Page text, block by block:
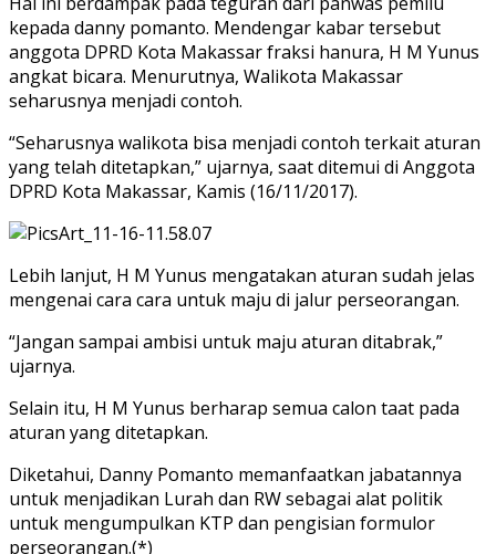
kepada danny pomanto. Mendengar kabar tersebut
anggota DPRD Kota Makassar fraksi hanura, H M Yunus
angkat bicara. Menurutnya, Walikota Makassar
seharusnya menjadi contoh.
“Seharusnya walikota bisa menjadi contoh terkait aturan
yang telah ditetapkan,” ujarnya, saat ditemui di Anggota
DPRD Kota Makassar, Kamis (16/11/2017).
Lebih lanjut, H M Yunus mengatakan aturan sudah jelas
mengenai cara cara untuk maju di jalur perseorangan.
“Jangan sampai ambisi untuk maju aturan ditabrak,”
ujarnya.
Selain itu, H M Yunus berharap semua calon taat pada
aturan yang ditetapkan.
Diketahui, Danny Pomanto memanfaatkan jabatannya
untuk menjadikan Lurah dan RW sebagai alat politik
untuk mengumpulkan KTP dan pengisian formulor
perseorangan.(*)